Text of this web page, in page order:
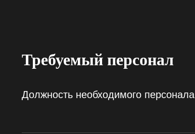
Требуемый персонал
Должность необходимого персонала